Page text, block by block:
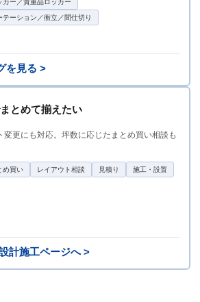
テーション／衝立／間仕切り
を見る >
とめて揃えたい
変更にも対応。坪数に応じたまとめ買い相談も
め買い レイアウト相談 見積り 施工・設置
計施工ページへ >